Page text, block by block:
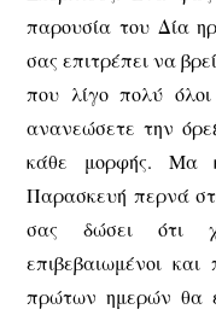
παρουσία του Δία
σας επιτρέπει να
που λίγο πολύ
ανανεώσετε την
κάθε μορφής. Μα
Παρασκευή περνά
σας δώσει ότι
επιβεβαιωμένοι
πρώτων ημερών θα